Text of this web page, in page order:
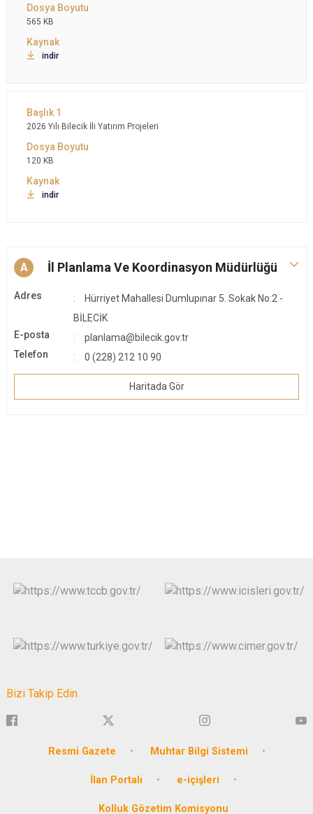
565 KB
indir
2026 Yılı Bilecik İli Yatırım Projeleri
120 KB
indir
A İl Planlama Ve Koordinasyon Müdürlüğü
Adres
Hürriyet Mahallesi Dumlupınar 5. Sokak No:2 -
BİLECİK
E-posta
planlama@bilecik.gov.tr
Telefon
0 (228) 212 10 90
Haritada Gör
Bizi Takip Edin
Resmi Gazete Muhtar Bilgi Sistemi
İlan Portalı e-içişleri
Kolluk Gözetim Komisyonu